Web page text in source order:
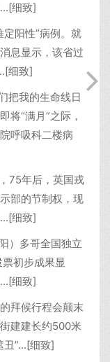
细致]
阳性”病例。就
息显示，该省过
细致]
把我的生命线日
将“满月”之际，
呼吸科二楼病
75年后，英国戎
部的节制权，现
细致]
多哥全国独立
初步成果显
细致]
拜候行程会颠末
建建长约500米
”...[细致]